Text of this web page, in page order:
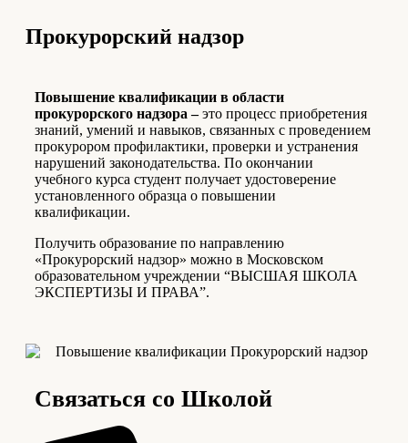
Про­ку­рор­ский надзор
Повышение квалификации в области
прокурорского надзора –это процесс приобретения
знаний, умений и навыков, связанных с проведением
прокурором профилактики, проверки и устранения
нарушений законодательства. По окончании
учебного курса студент получает удостоверение
установленного образца о повышении
квалификации.
Получить образование по направлению
«Прокурорский надзор» можно в Московском
образовательном учреждении “ВЫСШАЯ ШКОЛА
ЭКСПЕРТИЗЫ И ПРАВА”.
Связаться со Школой